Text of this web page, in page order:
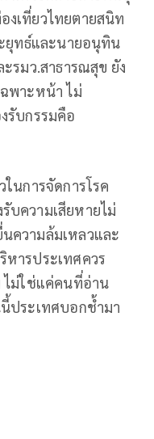
งเที่ยวไทยตายสนิท
ยุทธ์และนายอนุทิน
รมว.สาธารณสุข ยัง
พาะหน้า ไม่
รับกรรมคือ
นการจัดการโรค
บความเสียหายไม่
ความล้มเหลวและ
ารประเทศควร
ไม่ใช่แค่คนที่อ่าน
ประเทศบอกช้ำมา